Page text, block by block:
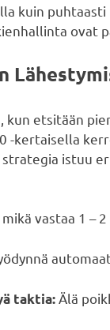
kuin
ovat
etsitään
-kertaisella
istuu
mikä vastaa 1 –
taktia: Älä